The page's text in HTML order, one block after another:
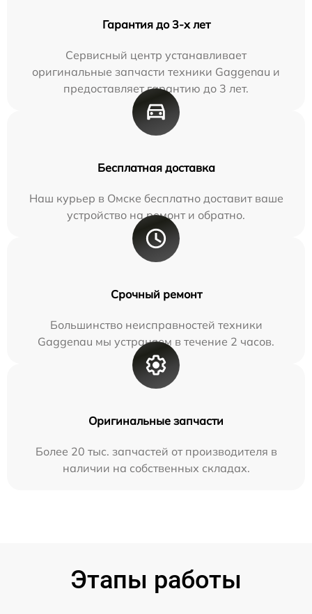
Гарантия до 3-х лет
Сервисный центр устанавливает
оригинальные запчасти техники Gaggenau и
предоставляет гарантию до 3 лет.
Бесплатная доставка
Наш курьер в Омске бесплатно доставит ваше
устройство на ремонт и обратно.
Срочный ремонт
Большинство неисправностей техники
Gaggenau мы устраняем в течение 2 часов.
Оригинальные запчасти
Более 20 тыс. запчастей от производителя в
наличии на собственных складах.
Этапы работы